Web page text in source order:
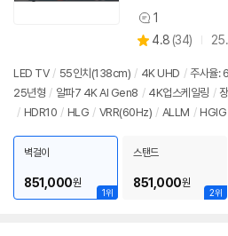
상
품
견
1
별
점
4.8 (상
리
뷰
34)
LED TV / 55인치 (138cm) / 4K UHD / 주사율:
25년형 / 알파7 4K AI Gen8 / 4K업스케일링 /
/ HDR10 / HLG / VRR(60Hz) / ALLM / HGIG
1위
벽걸이
851,000원
2위
스탠드
851,000원